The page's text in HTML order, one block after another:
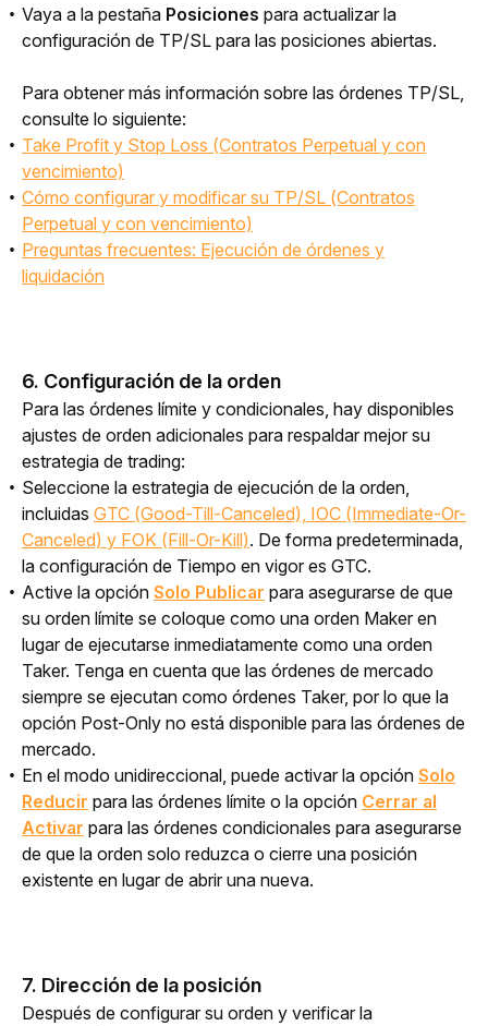
Vaya a la pestaña Posiciones para actualizar la
configuración de TP/SL para las posiciones abiertas.
Para obtener más información sobre las órdenes TP/SL,
consulte lo siguiente:
Take Profit y Stop Loss (Contratos Perpetual y con
vencimiento)
Cómo configurar y modificar su TP/SL (Contratos
Perpetual y con vencimiento)
Preguntas frecuentes: Ejecución de órdenes y
liquidación
6. Configuración de la orden
Para las órdenes límite y condicionales, hay disponibles
ajustes de orden adicionales para respaldar mejor su
estrategia de trading:
Seleccione la estrategia de ejecución de la orden,
incluidas GTC (Good-Till-Canceled), IOC (Immediate-Or-
Canceled) y FOK (Fill-Or-Kill). De forma predeterminada,
la configuración de Tiempo en vigor es GTC.
Active la opción Solo Publicar para asegurarse de que
su orden límite se coloque como una orden Maker en
lugar de ejecutarse inmediatamente como una orden
Taker. Tenga en cuenta que las órdenes de mercado
siempre se ejecutan como órdenes Taker, por lo que la
opción Post-Only no está disponible para las órdenes de
mercado.
En el modo unidireccional, puede activar la opción Solo
Reducir para las órdenes límite o la opción Cerrar al
Activar para las órdenes condicionales para asegurarse
de que la orden solo reduzca o cierre una posición
existente en lugar de abrir una nueva.
7. Dirección de la posición
Después de configurar su orden y verificar la